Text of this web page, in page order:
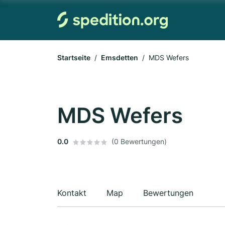
Startseite Emsdetten MDS Wefers
MDS Wefers
0.0 (0 Bewertungen)
Kontakt Map Bewertungen